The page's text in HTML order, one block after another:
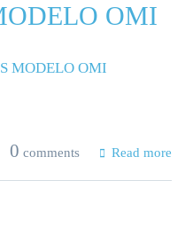
OMI
0 comments Read more